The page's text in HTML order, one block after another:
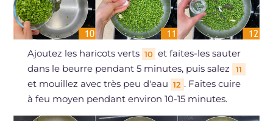
Ajoutez les haricots verts 10 et faites-les sauter
dans le beurre pendant 5 minutes, puis salez
11
et mouillez avec très peu d'eau 12 . Faites cuire
à feu moyen pendant environ 10-15 minutes.